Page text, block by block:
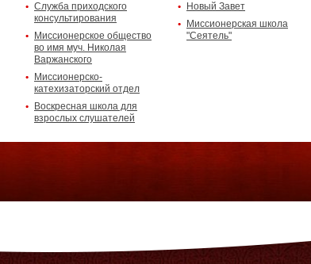
Служба приходского
консультирования
Миссионерское общество
во имя муч. Николая
Варжанского
Миссионерско-
катехизаторский отдел
Воскресная школа для
взрослых слушателей
Новый Завет
Миссионерская школа
"Сеятель"